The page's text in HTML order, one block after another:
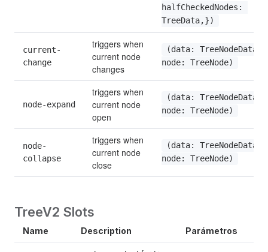
halfCheckedNodes:
TreeData,})
current-
change
triggers when
current node
changes
(data: TreeNodeData,
node: TreeNode)
node-expand
triggers when
current node
open
(data: TreeNodeData,
node: TreeNode)
node-
collapse
triggers when
current node
close
(data: TreeNodeData,
node: TreeNode)
TreeV2 Slots
Name Description Parámetros